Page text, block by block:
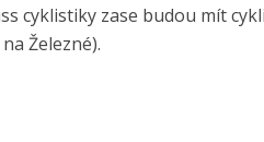
cyklistiky zase budou mít
Železné).